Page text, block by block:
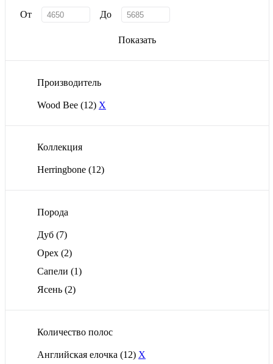
От До
Показать
Производитель
Wood Bee (12) X
Коллекция
Herringbone (12)
Порода
Дуб (7)
Орех (2)
Сапели (1)
Ясень (2)
Количество полос
Английская елочка (12) X